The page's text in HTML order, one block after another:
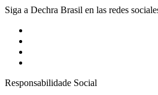
Siga a Dechra Brasil en las redes
Responsabilidade Social